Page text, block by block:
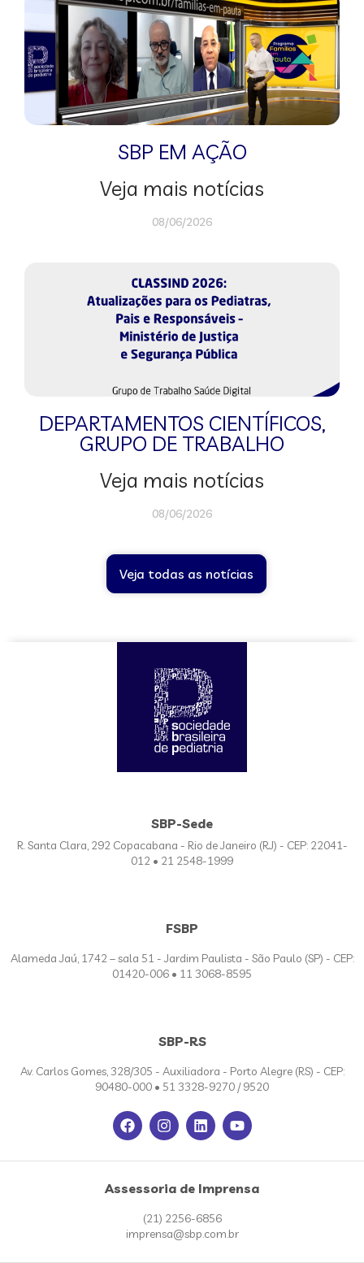
SBP EM AÇÃO
Veja mais notícias
08/06/2026
DEPARTAMENTOS CIENTÍFICOS,
GRUPO DE TRABALHO
Veja mais notícias
08/06/2026
Veja todas as notícias
SBP-Sede
R. Santa Clara, 292 Copacabana - Rio de Janeiro (RJ) - CEP: 22041-
012 • 21 2548-1999
FSBP
Alameda Jaú, 1742 – sala 51 - Jardim Paulista - São Paulo (SP) - CEP:
01420-006 • 11 3068-8595
SBP-RS
Av. Carlos Gomes, 328/305 - Auxiliadora - Porto Alegre (RS) - CEP:
90480-000 • 51 3328-9270 / 9520
Assessoria de Imprensa
(21) 2256-6856
imprensa@sbp.com.br